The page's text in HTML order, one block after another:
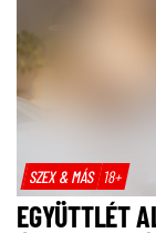
SZEX & MÁS 18+
EGYÜTTLÉT